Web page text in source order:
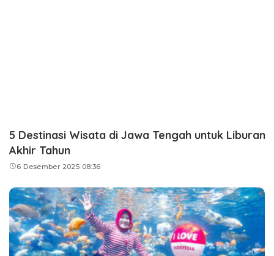
5 Destinasi Wisata di Jawa Tengah untuk Liburan
Akhir Tahun
6 Desember 2025 08:36